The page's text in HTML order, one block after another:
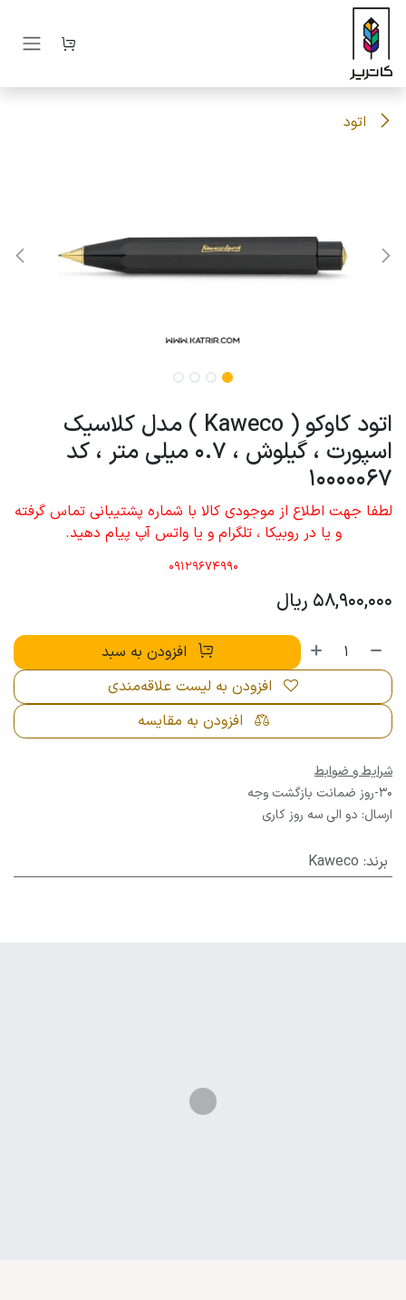
صرف نظر و مشاهده محتوا
اتود
اتود کاوکو ( Kaweco ) مدل کلاسیک
اسپورت ، گیلوش ، 0.7 میلی متر ، کد
10000067
لطفا جهت اطلاع از موجودی کالا با شماره پشتیبانی تماس گرفته
و یا در روبیکا ، تلگرام و یا واتس آپ پیام دهید.
09129674990
58,900,000 ریال
افزودن به سبد
افزودن به مقایسه
افزودن به لیست علاقه‌مندی
شرایط و ضوابط
30-روز ضمانت بازگشت وجه
ارسال: دو الی سه روز کاری
برند:
Kaweco